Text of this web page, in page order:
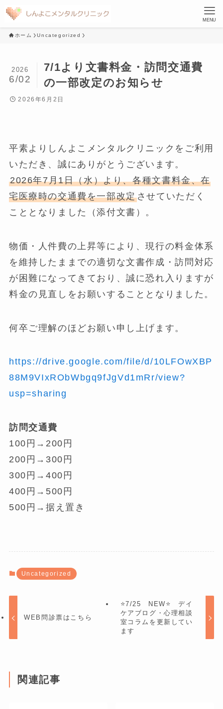
MENU
ホーム Uncategorized
7/1より文書料金・訪問交通費
の一部改定のお知らせ
2026
6/02
2026年6月2日
平素よりしんよこメンタルクリニックをご利用
いただき、誠にありがとうございます。
2026年7月1日（水）より、各種文書料金、在
宅医療時の交通費を一部改定させていただく
こととなりました（添付文書）。
物価・人件費の上昇等により、現行の料金体系
を維持したままでの適切な文書作成・訪問対応
が困難になってきており、誠に恐れ入りますが
料金の見直しをお願いすることとなりました。
何卒ご理解のほどお願い申し上げます。
https://drive.google.com/file/d/10LFOwXBP
88M9VIxRObWbgq9fJgVd1mRr/view?
usp=sharing
訪問交通費
100円→200円
200円→300円
300円→400円
400円→500円
500円→据え置き
Uncategorized
WEB問診票はこちら
⭐7/25 NEW⭐ デイ
ケアブログ・心理相談
室コラムを更新してい
ます
関連記事